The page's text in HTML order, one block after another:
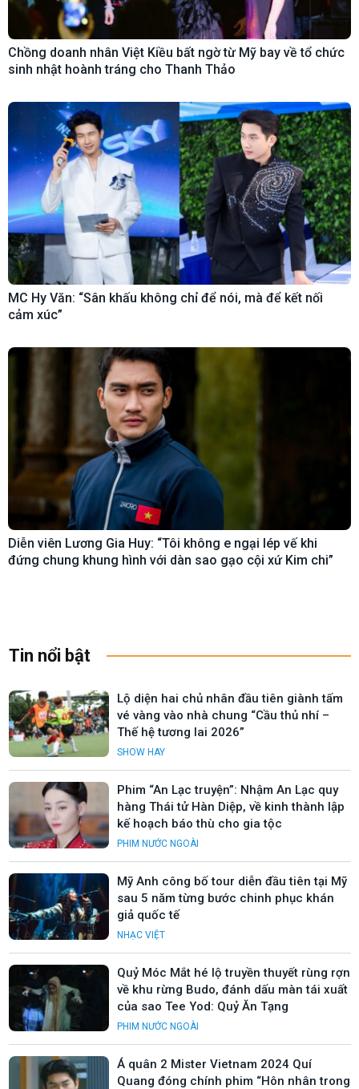
Chồng doanh nhân Việt Kiều bất ngờ từ Mỹ bay về tổ chức
sinh nhật hoành tráng cho Thanh Thảo
MC Hy Văn: “Sân khấu không chỉ để nói, mà để kết nối
cảm xúc”
Diễn viên Lương Gia Huy: “Tôi không e ngại lép vế khi
đứng chung khung hình với dàn sao gạo cội xứ Kim chi”
Tin nổi bật
Lộ diện hai chủ nhân đầu tiên giành tấm
vé vàng vào nhà chung “Cầu thủ nhí –
Thế hệ tương lai 2026”
SHOW HAY
Phim “An Lạc truyện”: Nhậm An Lạc quy
hàng Thái tử Hàn Diệp, về kinh thành lập
kế hoạch báo thù cho gia tộc
PHIM NƯỚC NGOÀI
Mỹ Anh công bố tour diễn đầu tiên tại Mỹ
sau 5 năm từng bước chinh phục khán
giả quốc tế
NHẠC VIỆT
Quỷ Móc Mắt hé lộ truyền thuyết rùng rợn
về khu rừng Budo, đánh dấu màn tái xuất
của sao Tee Yod: Quỷ Ăn Tạng
PHIM NƯỚC NGOÀI
Á quân 2 Mister Vietnam 2024 Quí
Quang đóng chính phim “Hôn nhân trong